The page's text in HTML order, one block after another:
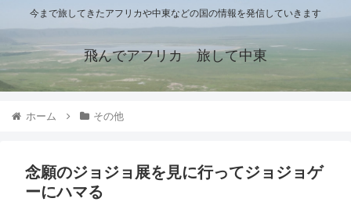
今まで旅してきたアフリカや中東などの国の情報を発信していきます
飛んでアフリカ 旅して中東
ホーム その他
念願のジョジョ展を見に行ってジョジョゲ
ーにハマる